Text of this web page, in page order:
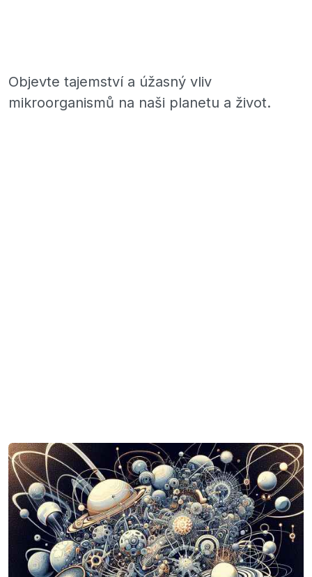
Objevte tajemství a úžasný vliv
mikroorganismů na naši planetu a život.